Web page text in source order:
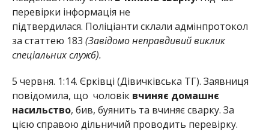
перевірки інформація не
підтвердилася. Поліціанти склали адмінпротокол
за статтею 183 (Завідомо неправдивий виклик
спеціальних служб).
5 червня. 1:14. Єрківці (Дівичківська ТГ). Заявниця
повідомила, що чоловік вчиняє домашнє
насильство, бив, буянить та вчиняє сварку. За
цією справою дільничий проводить перевірку.